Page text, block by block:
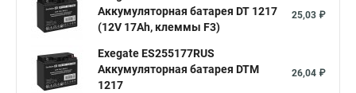
Аккумуляторная батарея DT 1217
(12V 17Ah, клеммы F3)
25,03 ₽
Exegate ES255177RUS
Аккумуляторная батарея DTM
1217
26,04 ₽